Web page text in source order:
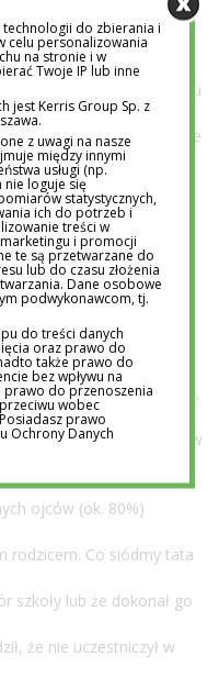
obszarach
zaangażowaniu
czy korzystanie
podejmujących te
nie szukali szkoły lub
odpowiedział z kolei,
że ich zaangażowanie w
ojców (ok. 80%)
rodzicem. Co siódmy tata
szkoły lub że dokonał go
że nie uczestniczył w
technologii do zbierania i
celu personalizowania
na stronie i w
Twoje IP lub inne
jest Kerris Group Sp. z
z uwagi na nasze
między innymi
usługi (np.
nie loguje się
statystycznych,
ich do potrzeb i
treści w
i promocji
te są przetwarzane do
lub do czasu złożenia
Dane osobowe
podwykonawcom, tj.
do treści danych
oraz prawo do
także prawo do
bez wpływu na
do przenoszenia
wobec
prawo
Ochrony Danych